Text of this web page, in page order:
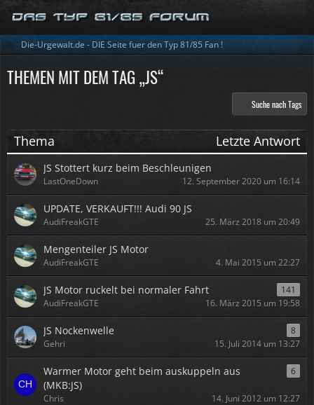
Die-Urgewalt.de - DIE Seite fuer den Typ 81/85 Fan !
THEMEN MIT DEM TAG „JS“
Suche nach Tags
Thema Letzte Antwort
JS Stottert kurz beim Beschleunigen
LastOneDown 12. September 2020 um 16:14
UPDATE, VERKAUFT!!! Audi 90 JS
AudiFreakGTE 25. März 2018 um 20:49
Mengenteiler JS Motor
AudiFreakGTE 4. Mai 2015 um 22:27
JS Motor ruckelt bei normaler Fahrt
141
AudiFreakGTE
16. März 2015 um 19:58
JS Nockenwelle
8
Gehri
15. Juli 2014 um 13:27
Warmer Motor geht beim auskuppeln aus
(MKB:JS)
6
Chris 14. Juni 2012 um 12:27